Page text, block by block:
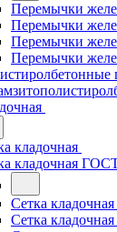
Перемычки
Перемычки
Перемычки
Перемычки
кладочная
кладочная
Сетка
Сетка